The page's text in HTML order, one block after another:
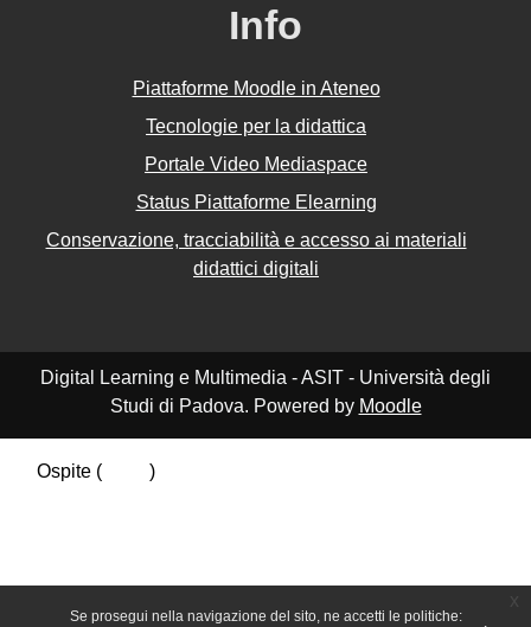
Se prosegui nella navigazione del sito, ne accetti le politiche:
Info
Piattaforme Moodle in Ateneo
Tecnologie per la didattica
Portale Video Mediaspace
Status Piattaforme Elearning
Conservazione, tracciabilità e accesso ai materiali
didattici digitali
Digital Learning e Multimedia - ASIT - Università degli
Studi di Padova. Powered by Moodle
Ospite (
)